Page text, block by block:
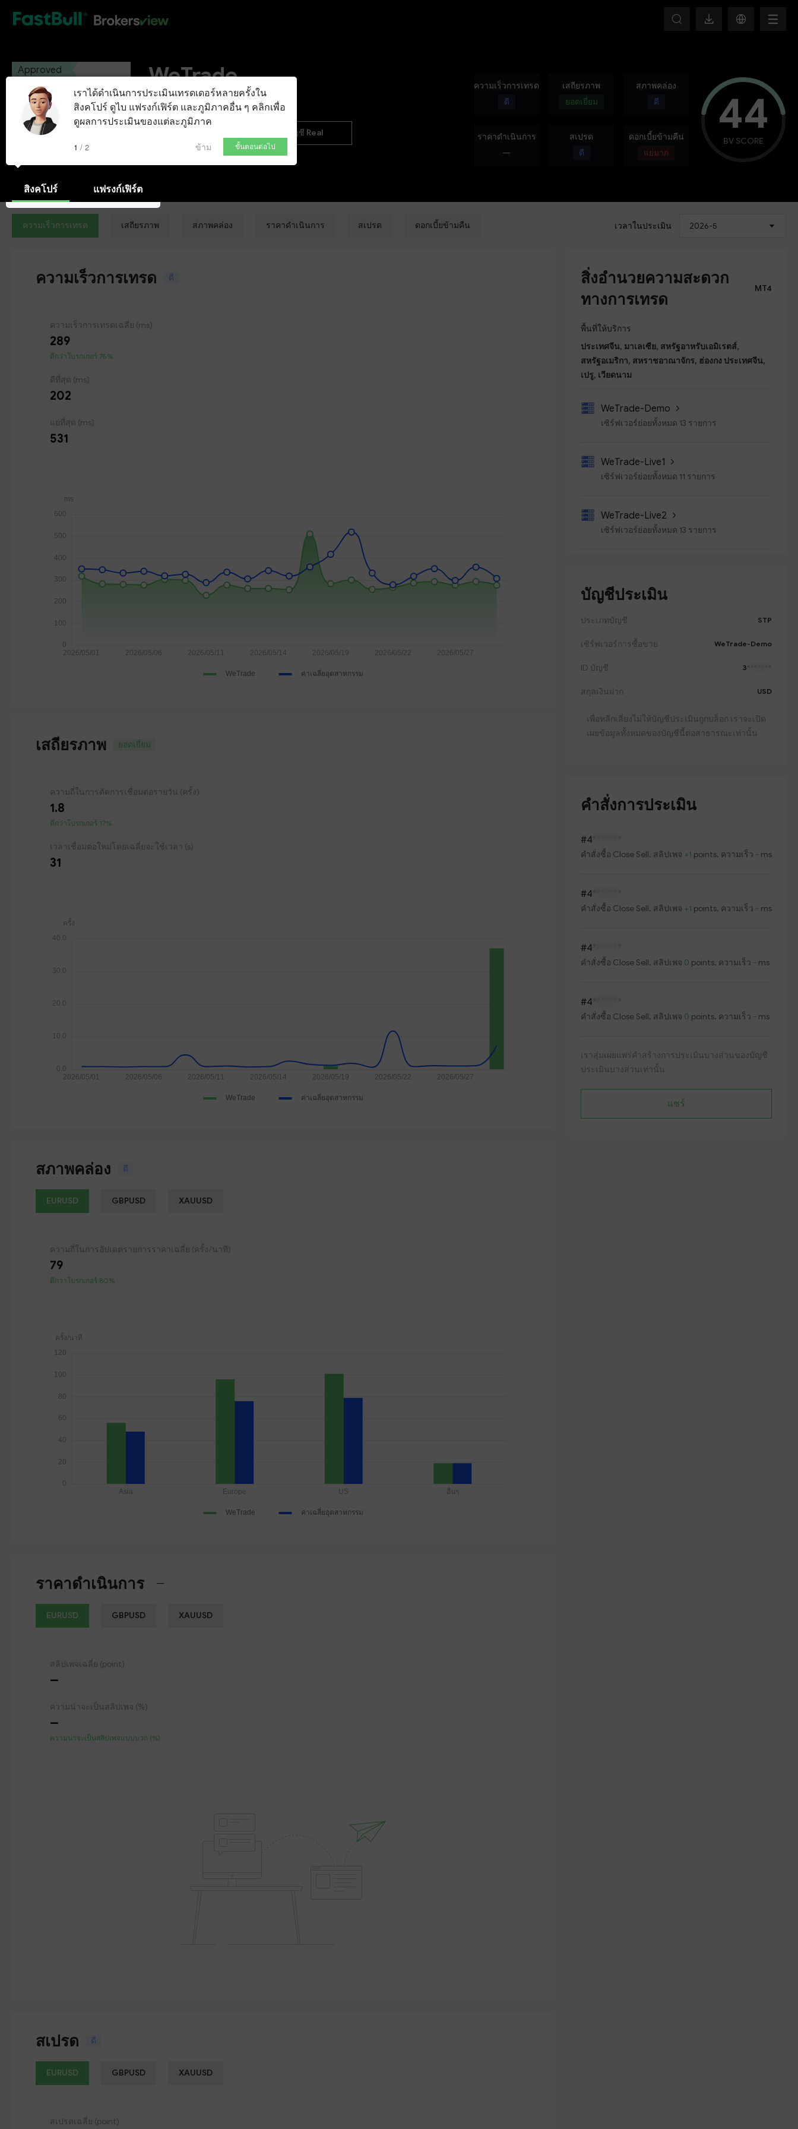
Approved WeTrade
WeTrade International Ltd.
บัญชี Real
ความเร็วการเทรด
ดี
เสถียรภาพ
ยอดเยี่ยม
สภาพคล่อง
ดี
ราคาดำเนินการ
---
สเปรด
ดี
ดอกเบี้ยข้ามคืน
แย่มาก
44
BV SCORE
สิงคโปร์ แฟรงก์เฟิร์ต
ความเร็วการเทรด เสถียรภาพ สภาพคล่อง ราคาดำเนินการ สเปรด ดอกเบี้ยข้ามคืน เวลาในประเมิน 2026-5
ความเร็วการเทรด ดี
ความเร็วการเทรดเฉลี่ย (ms)
289
ดีกว่าโบรกเกอร์ 75%
ดีที่สุด (ms)
202
แย่ที่สุด (ms)
531
เสถียรภาพ ยอดเยี่ยม
ความถี่ในการตัดการเชื่อมต่อรายวัน (ครั้ง)
1.8
ดีกว่าโบรกเกอร์ 17%
เวลาเชื่อมต่อใหม่โดยเฉลี่ยจะใช้เวลา (s)
31
สภาพคล่อง ดี
EURUSD GBPUSD XAUUSD
ความถี่ในการอัปเดตรายการราคาเฉลี่ย (ครั้ง/นาที)
79
ดีกว่าโบรกเกอร์ 80%
ราคาดำเนินการ ---
EURUSD GBPUSD XAUUSD
สลิปเพจเฉลี่ย (point)
--
ความน่าจะเป็นสลิปเพจ (%)
--
ความน่าจะเป็นสลิปเพจแบบบวก (%)
สเปรด ดี
EURUSD GBPUSD XAUUSD
สเปรดเฉลี่ย (point)
สิ่งอำนวยความสะดวก
ทางการเทรด
MT4
พื้นที่ให้บริการ
ประเทศจีน, มาเลเซีย, สหรัฐอาหรับเอมิเรตส์,
สหรัฐอเมริกา, สหราชอาณาจักร, ฮ่องกง ประเทศจีน,
เปรู, เวียดนาม
WeTrade-Demo
เซิร์ฟเวอร์ย่อยทั้งหมด 13 รายการ
WeTrade-Live1
เซิร์ฟเวอร์ย่อยทั้งหมด 11 รายการ
WeTrade-Live2
เซิร์ฟเวอร์ย่อยทั้งหมด 13 รายการ
บัญชีประเมิน
ประเภทบัญชี STP
เซิร์ฟเวอร์การซื้อขาย WeTrade-Demo
ID บัญชี 3
สกุลเงินฝาก USD
เพื่อหลีกเลี่ยงไม่ให้บัญชีประเมินถูกบล็อก เราจะเปิด
เผยข้อมูลทั้งหมดของบัญชีนี้ต่อสาธารณะเท่านั้น
คำสั่งการประเมิน
#4
คำสั่งซื้อ Close Sell, สลิปเพจ +1 points, ความเร็ว - ms
#4
คำสั่งซื้อ Close Sell, สลิปเพจ +1 points, ความเร็ว - ms
#4
คำสั่งซื้อ Close Sell, สลิปเพจ 0 points, ความเร็ว - ms
#4
คำสั่งซื้อ Close Sell, สลิปเพจ 0 points, ความเร็ว - ms
เราสุ่มเผยแพร่คำสร้างการประเมินบางส่วนของบัญชี
ประเมินบางส่วนเท่านั้น
แชร์
เราได้ดำเนินการประเมินเทรดเดอร์หลายครั้งใน
สิงคโปร์ ดูไบ แฟรงก์เฟิร์ต และภูมิภาคอื่น ๆ คลิกเพื่อ
ดูผลการประเมินของแต่ละภูมิภาค
1 / 2 ข้าม ขั้นตอนต่อไป